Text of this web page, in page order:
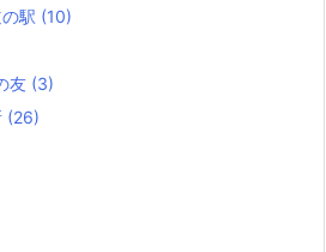
駅 (10)
友 (3)
(26)